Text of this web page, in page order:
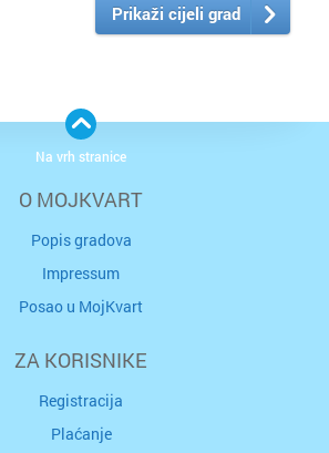
Prikaži cijeli grad
O MOJKVART
Popis gradova
Impressum
Posao u MojKvart
ZA KORISNIKE
Registracija
Plaćanje
Na vrh stranice